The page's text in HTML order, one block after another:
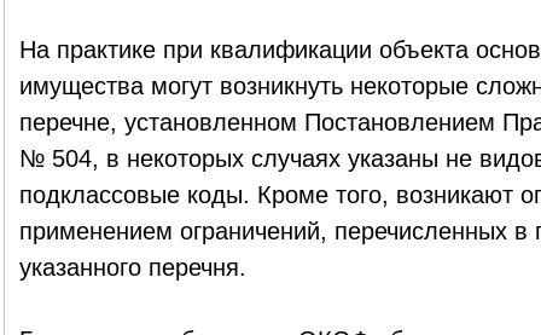
На практике при квалификации объекта
имущества могут возникнуть некоторые
перечне, установленном Постановлением
№ 504, в некоторых случаях указаны не
подклассовые коды. Кроме того, возникают
применением ограничений, перечисленных
указанного перечня.